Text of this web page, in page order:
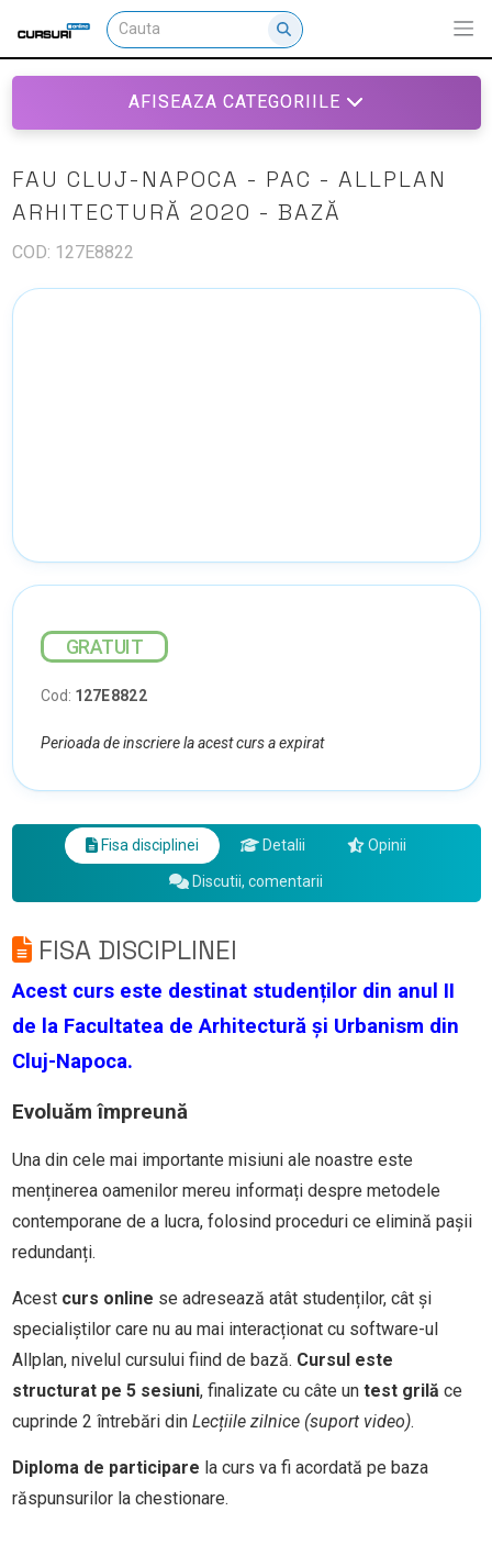
AFISEAZA CATEGORIILE
FAU CLUJ-NAPOCA - PAC - ALLPLAN
ARHITECTURĂ 2020 - BAZĂ
COD: 127E8822
GRATUIT
Cod: 127E8822
Perioada de inscriere la acest curs a expirat
Fisa disciplinei Detalii Opinii
Discutii, comentarii
FISA DISCIPLINEI
Acest curs este destinat studenților din anul II
de la Facultatea de Arhitectură și Urbanism din
Cluj-Napoca.
Evoluăm împreună
Una din cele mai importante misiuni ale noastre este
menținerea oamenilor mereu informați despre metodele
contemporane de a lucra, folosind proceduri ce elimină pașii
redundanți.
Acest curs online se adresează atât studenților, cât și
specialiștilor care nu au mai interacționat cu software-ul
Allplan, nivelul cursului fiind de bază. Cursul este
structurat pe 5 sesiuni, finalizate cu câte un test grilă ce
cuprinde 2 întrebări din Lecțiile zilnice (suport video).
Diploma de participare la curs va fi acordată pe baza
răspunsurilor la chestionare.